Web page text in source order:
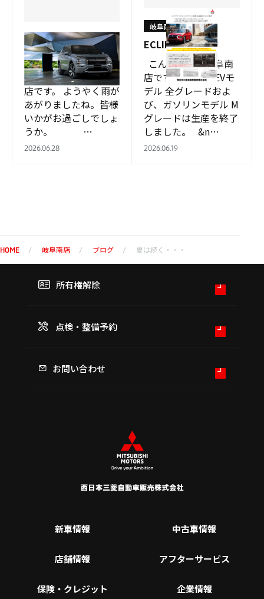
☀
岐阜南店
こんにちは。岐阜南
店です。 ようやく雨が
あがりましたね。皆様
いかがお過ごしでしょ
うか。 …
2026.06.28
ECLIPSE CROSS
岐阜南店
こんにちは。岐阜南
店です。 PHEVモ
デル 全グレードおよ
び、ガソリンモデル M
グレードは生産を終了
しました。 &n…
2026.06.19
HOME 岐阜南店 ブログ 夏は続く・・・
所有権解除
点検・整備予約
お問い合わせ
新車情報 中古車情報
店舗情報 アフターサービス
保険・クレジット 企業情報